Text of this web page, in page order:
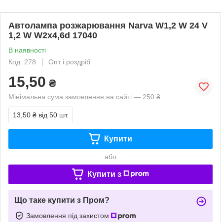
Автолампа розжарювання Narva W1,2 W 24 V
1,2 W W2x4,6d 17040
В наявності
Код: 278
Опт і роздріб
15,50 ₴
Мінімальна сума замовлення на сайті — 250 ₴
13,50 ₴ від 50 шт.
Купити
або
Купити з
Що таке купити з Пром?
Замовлення під захистом